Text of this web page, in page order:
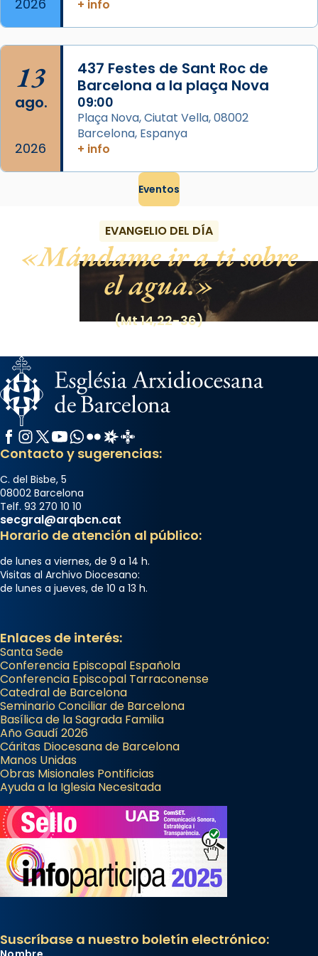
2026
+ info
13
ago.
2026
437 Festes de Sant Roc de
Barcelona a la plaça Nova
09:00
Plaça Nova, Ciutat Vella, 08002
Barcelona, Espanya
+ info
Eventos
EVANGELIO DEL DÍA
Mándame ir a ti sobre
el agua.
(Mt 14,22-36)
Facebook
Instagram
X / Twitter
YouTube
WhatsApp
FlickrRadio Estel
Catalunya Cristiana
Contacto y sugerencias:
C. del Bisbe, 5
08002 Barcelona
Telf. 93 270 10 10
secgral@arqbcn.cat
Horario de atención al público:
de lunes a viernes, de 9 a 14 h.
Visitas al Archivo Diocesano:
de lunes a jueves, de 10 a 13 h.
Enlaces de interés:
Santa Sede
Conferencia Episcopal Española
Conferencia Episcopal Tarraconense
Catedral de Barcelona
Seminario Conciliar de Barcelona
Basílica de la Sagrada Familia
Año Gaudí 2026
Cáritas Diocesana de Barcelona
Manos Unidas
Obras Misionales Pontificias
Ayuda a la Iglesia Necesitada
Suscríbase a nuestro boletín electrónico: